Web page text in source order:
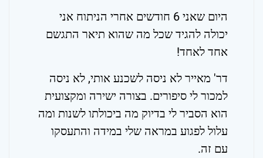
היום שאני 6 חודשים אחרי הניתוח אני
יכולה להגיד שכל מה שהוא תיאר התגשם
אחד לאחד!
דר' מאייר לא ניסה לשכנע אותי, לא ניסה
למכור לי סיפורים. בצורה ישירה ומקצועית
הוא הסביר לי בדיוק מה ביכולתו לשנות ומה
עלול לפגוע במראה שלי במידה והתעסקו
עם זה.